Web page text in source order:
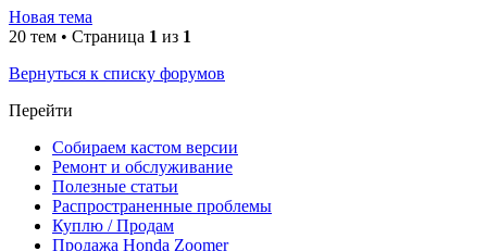
Новая тема
20 тем • Страница 1 из 1
Вернуться к списку форумов
Перейти
Собираем кастом версии
Ремонт и обслуживание
Полезные статьи
Распространенные проблемы
Куплю / Продам
Продажа Honda Zoomer